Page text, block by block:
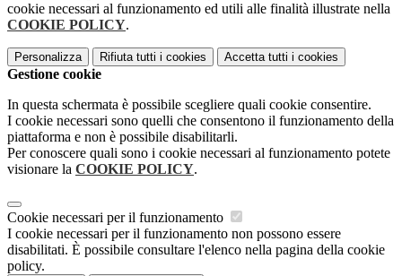
cookie necessari al funzionamento ed utili alle finalità illustrate nella
COOKIE POLICY.
Personalizza Rifiuta tutti i cookies Accetta tutti i cookies
Gestione cookie
In questa schermata è possibile scegliere quali cookie consentire.
I cookie necessari sono quelli che consentono il funzionamento della
piattaforma e non è possibile disabilitarli.
Per conoscere quali sono i cookie necessari al funzionamento potete
visionare la COOKIE POLICY.
Cookie necessari per il funzionamento
I cookie necessari per il funzionamento non possono essere
disabilitati. È possibile consultare l'elenco nella pagina della cookie
policy.